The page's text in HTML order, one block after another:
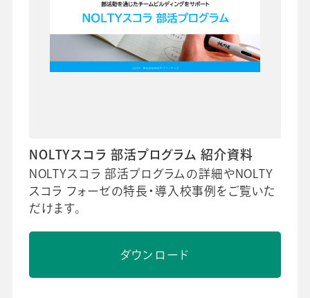
NOLTYスコラ 部活プログラム 紹介資料
NOLTYスコラ 部活プログラムの詳細やNOLTY
スコラ フォーゼの特長・導入校事例をご覧いた
だけます。
ダウンロード